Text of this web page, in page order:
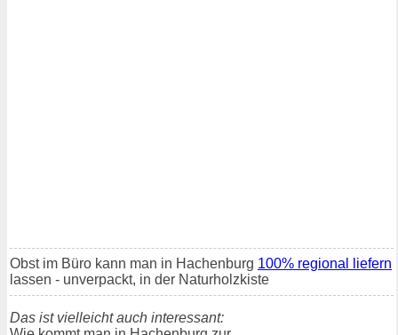
Obst im Büro kann man in Hachenburg 100% regional liefern
lassen - unverpackt, in der Naturholzkiste
Das ist vielleicht auch interessant: